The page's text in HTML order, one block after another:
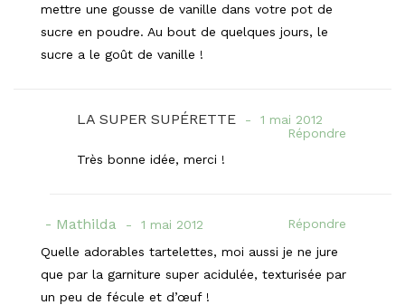
mettre une gousse de vanille dans votre pot de
sucre en poudre. Au bout de quelques jours, le
sucre a le goût de vanille !
LA SUPER SUPÉRETTE
1 mai 2012
Répondre
Très bonne idée, merci !
Mathilda 1 mai 2012
Répondre
Quelle adorables tartelettes, moi aussi je ne jure
que par la garniture super acidulée, texturisée par
un peu de fécule et d’œuf !